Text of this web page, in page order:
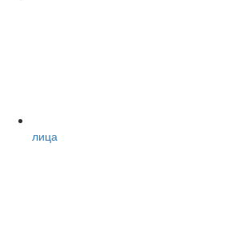
лица